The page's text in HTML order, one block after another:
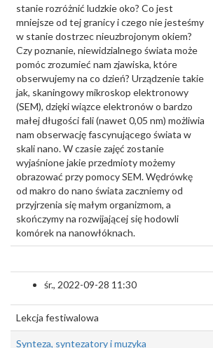
stanie rozróżnić ludzkie oko? Co jest
mniejsze od tej granicy i czego nie jesteśmy
w stanie dostrzec nieuzbrojonym okiem?
Czy poznanie, niewidzialnego świata może
pomóc zrozumieć nam zjawiska, które
obserwujemy na co dzień? Urządzenie takie
jak, skaningowy mikroskop elektronowy
(SEM), dzięki wiązce elektronów o bardzo
małej długości fali (nawet 0,05 nm) możliwia
nam obserwację fascynującego świata w
skali nano. W czasie zajęć zostanie
wyjaśnione jakie przedmioty możemy
obrazować przy pomocy SEM. Wędrówkę
od makro do nano świata zaczniemy od
przyjrzenia się małym organizmom, a
skończymy na rozwijającej się hodowli
komórek na nanowłóknach.
śr., 2022-09-28 11:30
Lekcja festiwalowa
Synteza, syntezatory i muzyka